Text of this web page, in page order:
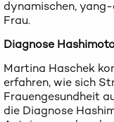
dynamischen,
Frau.
Diagnose
Martina Haschek
erfahren, wie sich
Frauengesundheit
die Diagnose